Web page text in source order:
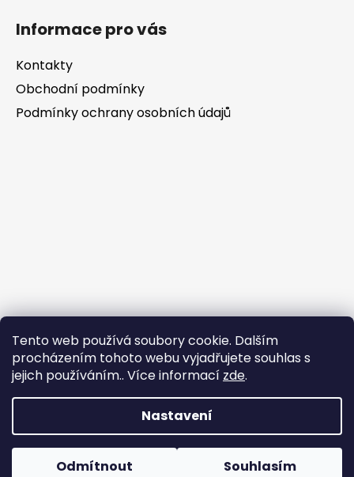
Tento web používá soubory cookie. Dalším
procházením tohoto webu vyjadřujete souhlas s
jejich používáním.. Více informací zde.
Nastavení
Odmítnout Souhlasím
Informace pro vás
Kontakty
Obchodní podmínky
Podmínky ochrany osobních údajů
Tvorba e-shopu: Ondřej Doležal
Vytvořil Shoptet
Copyright 2026
. Všechna práva